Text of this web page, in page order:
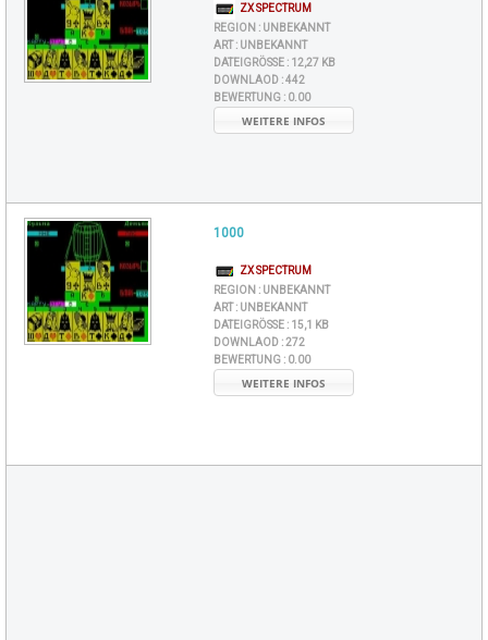
ZX SPECTRUM
REGION : UNBEKANNT
ART : UNBEKANNT
DATEIGRÖSSE : 12,27 KB
DOWNLAOD :442
BEWERTUNG : 0.00
WEITERE INFOS
1000
ZX SPECTRUM
REGION : UNBEKANNT
ART : UNBEKANNT
DATEIGRÖSSE : 15,1 KB
DOWNLAOD :272
BEWERTUNG : 0.00
WEITERE INFOS